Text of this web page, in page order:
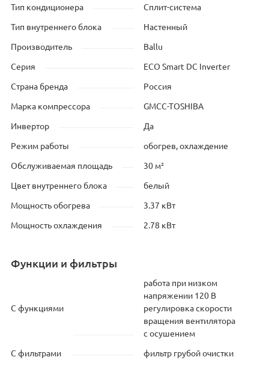
Тип кондиционера Сплит-система
Тип внутреннего блока Настенный
Производитель Ballu
Серия ECO Smart DC Inverter
Страна бренда Россия
Марка компрессора GMCC-TOSHIBA
Инвертор Да
Режим работы обогрев, охлаждение
Обслуживаемая площадь 30 м²
Цвет внутреннего блока белый
Мощность обогрева 3.37 кВт
Мощность охлаждения 2.78 кВт
Функции и фильтры
С функциями
работа при низком
напряжении 120 В
регулировка скорости
вращения вентилятора
с осушением
С фильтрами фильтр грубой очистки